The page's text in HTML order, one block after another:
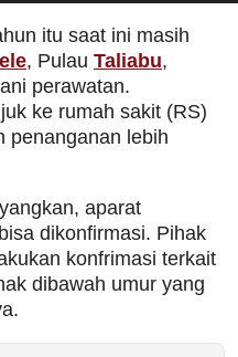
itu saat ini masih
, Pulau Taliabu,
perawatan.
ke rumah sakit (RS)
penanganan lebih
aparat
dikonfirmasi. Pihak
konfrimasi terkait
dibawah umur yang